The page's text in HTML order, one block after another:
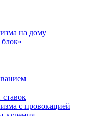
на дому
ставок
с провокацией